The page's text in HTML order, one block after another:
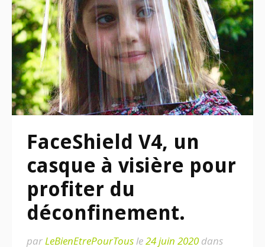
FaceShield V4, un
casque à visière pour
profiter du
déconfinement.
parLeBienEtrePourTousle24 juin 2020 dans